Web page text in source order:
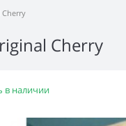
Cherry
в наличии